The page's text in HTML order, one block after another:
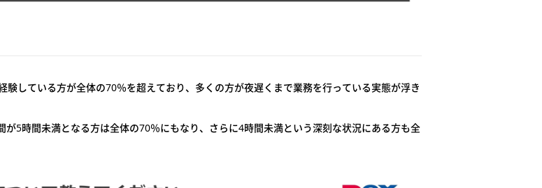
している方が全体の70％を超えており、多くの方が夜遅くまで業務を行っている実態が浮き
5時間未満となる方は全体の70％にもなり、さらに4時間未満という深刻な状況にある方も全